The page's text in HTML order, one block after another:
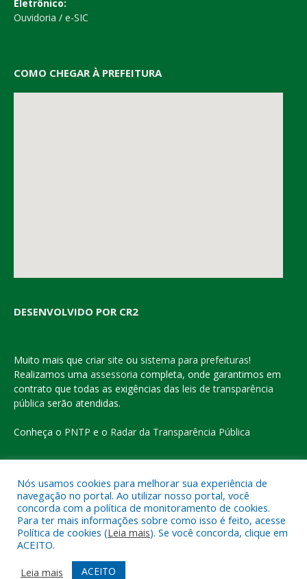
Eletrônico:
Ouvidoria / e-SIC
COMO CHEGAR À PREFEITURA
DESENVOLVIDO POR CR2
Muito mais que criar site ou sistema para prefeituras!
Realizamos uma assessoria completa, onde garantimos em
contrato que todas as exigências das leis de transparência
pública serão atendidas.
Conheça o PNTP e o Radar da Transparência Pública
Todos os direitos reservados a Prefeitura Municipal de Eldorado
do Carajás
Mapa do Site
Acessar o Webmail
Nós usamos cookies para melhorar sua experiência de
navegação no portal. Ao utilizar nosso portal, você
concorda com a política de monitoramento de cookies.
Para ter mais informações sobre como isso é feito, acesse
Política de cookies (Leia mais). Se você concorda, clique em
ACEITO.
Leia mais
ACEITO